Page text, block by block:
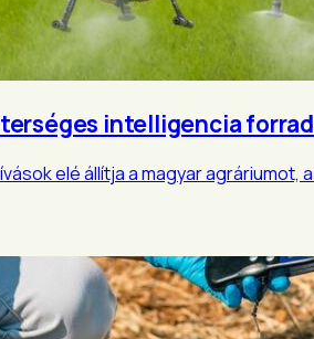
intelligencia
elé állítja a magyar